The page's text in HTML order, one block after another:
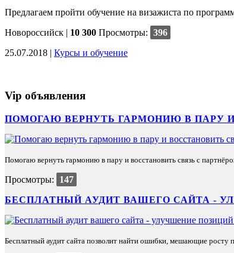
Предлагаем пройти обучение на визажиста по
Новороссийск | 10 300 Просмотры: 396
25.07.2018 | Курсы и обучение
Vip объявления
ПОМОГАЮ ВЕРНУТЬ ГАРМОНИЮ В ПАРУ
Помогаю вернуть гармонию в пару и восстановить связь с
Просмотры:
147
БЕСПЛАТНЫЙ АУДИТ ВАШЕГО САЙТА -
Бесплатный аудит сайта позволит найти ошибки, мешающие росту